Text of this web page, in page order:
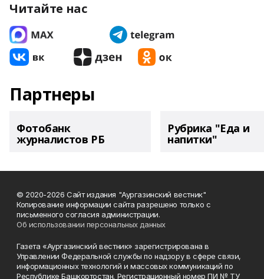
Читайте нас
Партнеры
Фотобанк
журналистов РБ
Рубрика "Еда и
напитки"
© 2020-2026 Сайт издания "Аургазинский вестник"
Копирование информации сайта разрешено только с
письменного согласия администрации.
Об использовании персональных данных
Газета «Аургазинский вестник» зарегистрирована в
Управлении Федеральной службы по надзору в сфере связи,
информационных технологий и массовых коммуникаций по
Республике Башкортостан. Регистрационный номер ПИ № ТУ